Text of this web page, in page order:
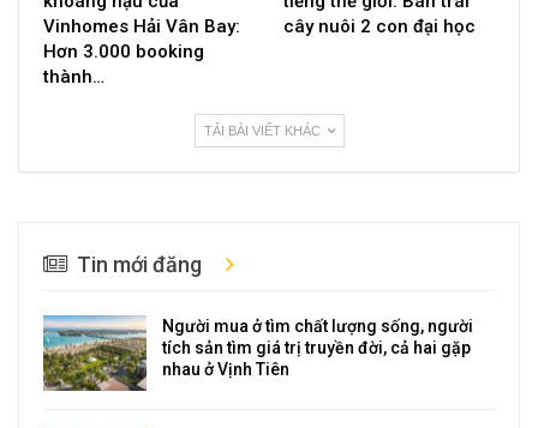
Vinhomes Hải Vân Bay:
Hơn 3.000 booking
thành…
cây nuôi 2 con đại học
TẢI BÀI VIẾT KHÁC
Tin mới đăng
Người mua ở tìm chất lượng sống, người
tích sản tìm giá trị truyền đời, cả hai gặp
nhau ở Vịnh Tiên